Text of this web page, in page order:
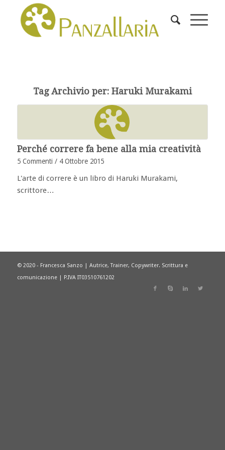
Tag Archivio per: Haruki Murakami
Perché correre fa bene alla mia creatività
5 Commenti / 4 Ottobre 2015
L'arte di correre è un libro di Haruki Murakami,
scrittore…
© 2020 - Francesca Sanzo | Autrice, Trainer, Copywriter. Scrittura e
comunicazione | P.IVA IT03510761202